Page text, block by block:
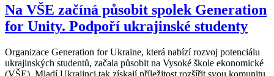
Na VŠE začíná působit spolek Generation
for Unity. Podpoří ukrajinské studenty
Organizace Generation for Ukraine, která nabízí rozvoj potenciálu
ukrajinských studentů, začala působit na Vysoké škole ekonomické